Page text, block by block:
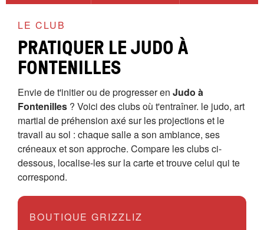
LE CLUB
PRATIQUER LE JUDO À
FONTENILLES
Envie de t'initier ou de progresser en Judo à
Fontenilles ? Voici des clubs où t'entraîner. le judo, art
martial de préhension axé sur les projections et le
travail au sol : chaque salle a son ambiance, ses
créneaux et son approche. Compare les clubs ci-
dessous, localise-les sur la carte et trouve celui qui te
correspond.
BOUTIQUE GRIZZLIZ